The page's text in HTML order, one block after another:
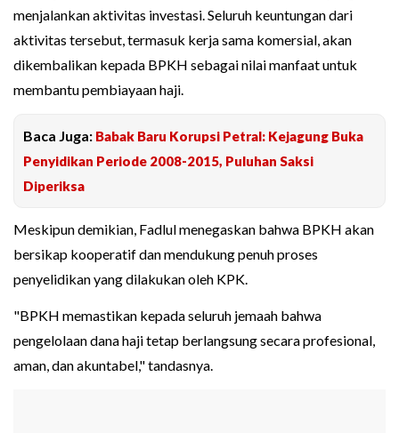
menjalankan aktivitas investasi. Seluruh keuntungan dari
aktivitas tersebut, termasuk kerja sama komersial, akan
dikembalikan kepada BPKH sebagai nilai manfaat untuk
membantu pembiayaan haji.
Baca Juga: Babak Baru Korupsi Petral: Kejagung Buka
Penyidikan Periode 2008-2015, Puluhan Saksi
Diperiksa
Meskipun demikian, Fadlul menegaskan bahwa BPKH akan
bersikap kooperatif dan mendukung penuh proses
penyelidikan yang dilakukan oleh KPK.
"BPKH memastikan kepada seluruh jemaah bahwa
pengelolaan dana haji tetap berlangsung secara profesional,
aman, dan akuntabel," tandasnya.